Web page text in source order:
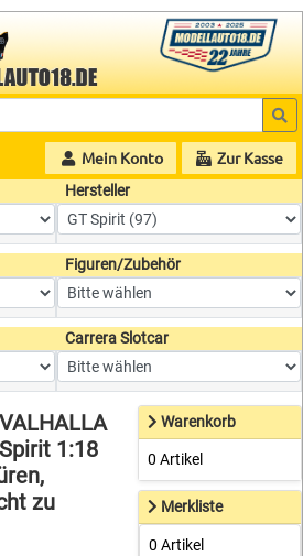
Mein Konto Zur Kasse
Hersteller
Figuren/Zubehör
Carrera Slotcar
1:18
zu
Warenkorb
0 Artikel
Merkliste
0 Artikel